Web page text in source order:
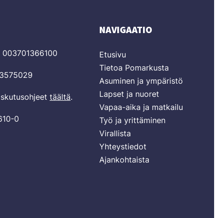
täältä.
0
NAVIGAATIO
Etusivu
Tietoa Pomarkusta
Asuminen ja ympäristö
Lapset ja nuoret
Vapaa-aika ja matkailu
Työ ja yrittäminen
Virallista
Yhteystiedot
Ajankohtaista